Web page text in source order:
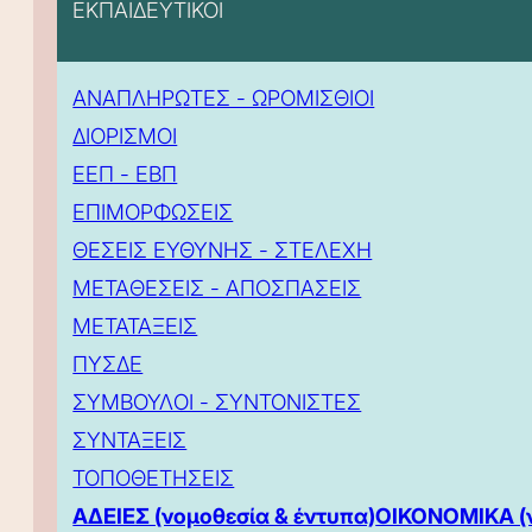
ΕΚΠΑΙΔΕΥΤΙΚΟΙ
ΑΝΑΠΛΗΡΩΤΕΣ - ΩΡΟΜΙΣΘΙΟΙ
ΔΙΟΡΙΣΜΟΙ
ΕΕΠ - ΕΒΠ
ΕΠΙΜΟΡΦΩΣΕΙΣ
ΘΕΣΕΙΣ ΕΥΘΥΝΗΣ - ΣΤΕΛΕΧΗ
ΜΕΤΑΘΕΣΕΙΣ - ΑΠΟΣΠΑΣΕΙΣ
ΜΕΤΑΤΑΞΕΙΣ
ΠΥΣΔΕ
ΣΥΜΒΟΥΛΟΙ - ΣΥΝΤΟΝΙΣΤΕΣ
ΣΥΝΤΑΞΕΙΣ
ΤΟΠΟΘΕΤΗΣΕΙΣ
ΑΔΕΙΕΣ (νομοθεσία & έντυπα)ΟΙΚΟΝΟΜΙΚΑ